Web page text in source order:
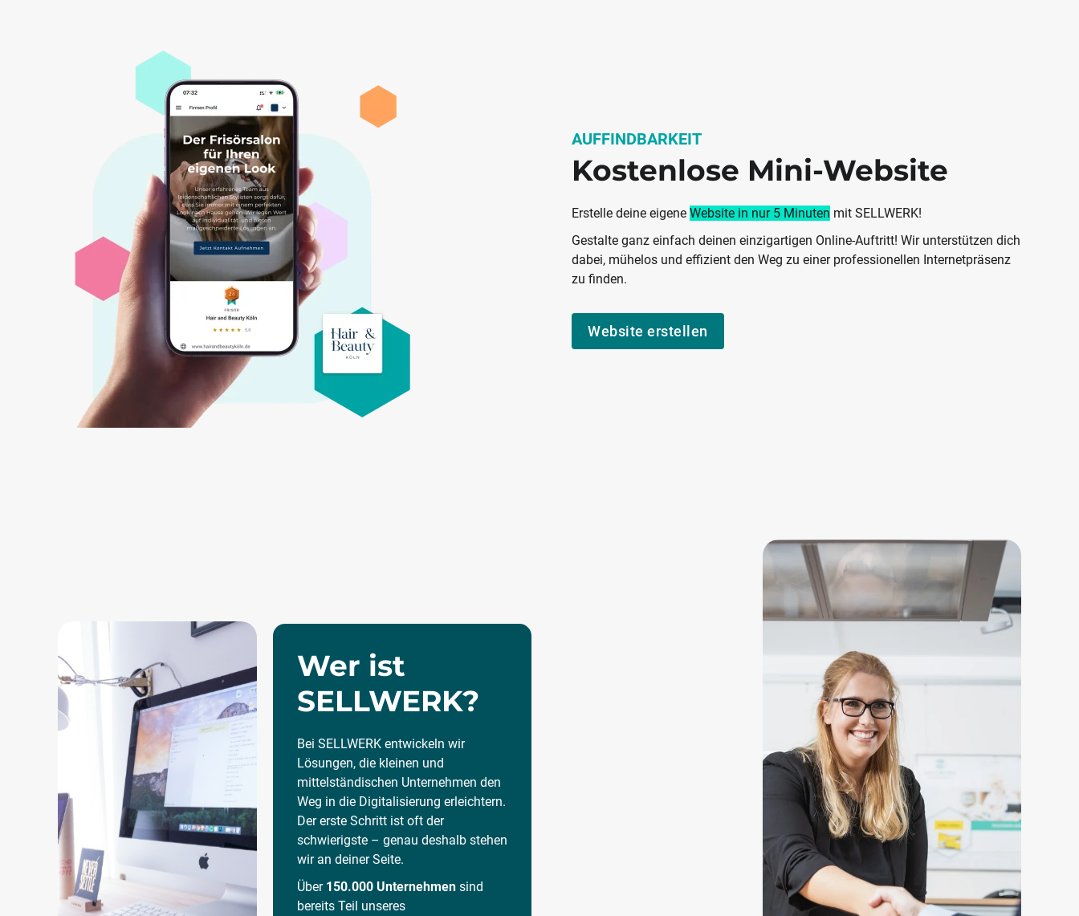
AUFFINDBARKEIT
Kostenlose Mini-Website
Erstelle deine eigene Website in nur 5 Minuten mit SELLWERK!
Gestalte ganz einfach deinen einzigartigen Online-Auftritt! Wir unterstützen dich
dabei, mühelos und effizient den Weg zu einer professionellen Internetpräsenz
zu finden.
Website erstellen
Wer ist
SELLWERK?
Bei SELLWERK entwickeln wir
Lösungen, die kleinen und
mittelständischen Unternehmen den
Weg in die Digitalisierung erleichtern.
Der erste Schritt ist oft der
schwierigste – genau deshalb stehen
wir an deiner Seite.
Über 150.000 Unternehmensind
bereits Teil unseres